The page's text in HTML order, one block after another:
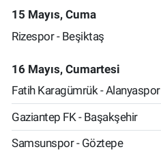
15 Mayıs, Cuma
Rizespor - Beşiktaş
16 Mayıs, Cumartesi
Fatih Karagümrük - Alanyaspor
Gaziantep FK - Başakşehir
Samsunspor - Göztepe